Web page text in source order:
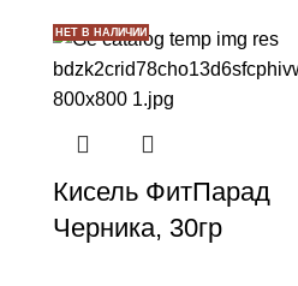
НЕТ В НАЛИЧИИ
Кисель ФитПарад
Черника, 30гр